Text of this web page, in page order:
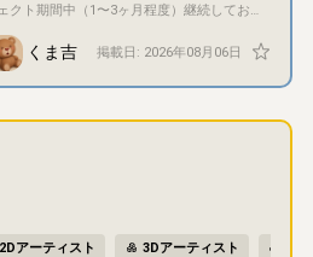
ト期間中（1〜3ヶ月程度）継続してお付
「ゲーム」としていますが、ゲーム性のな
）。趣味の延長というより、商業的な着地
くま吉 掲載日: 2026年08月06日
2Dアーティスト 3Dアーティスト